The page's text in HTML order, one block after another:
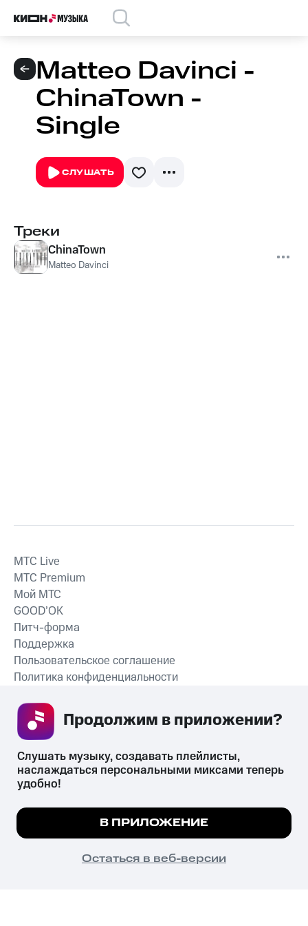
Matteo Davinci -
ChinaTown -
Single
СЛУШАТЬ
Треки
ChinaTown
Matteo Davinci
СКАЧАТЬ ПРИЛОЖЕНИЕ
MTС Live
MTС Premium
Мой МТС
GOOD’OK
Питч-форма
Поддержка
Пользовательское соглашение
Политика конфиденциальности
психотропных веществ, их аналогов причиняет вред здоровью,
их незаконный оборот запрещён и влечёт установленную
законодательством ответственность.
© 2026 ООО «КИОН».
Все права защищены
Мы используем куки, чтобы на сайте все
Подробнее
ПОНЯТНО
Слушать музыку, создавать плейлисты,
наслаждаться персональными миксами теперь
удобно!
В ПРИЛОЖЕНИЕ
Остаться в веб-версии